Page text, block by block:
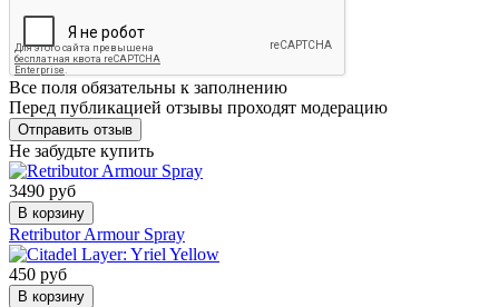
Все поля обязательны к заполнению
Перед публикацией отзывы проходят модерацию
Не забудьте купить
3490 руб
В корзину
Retributor Armour Spray
450 руб
В корзину